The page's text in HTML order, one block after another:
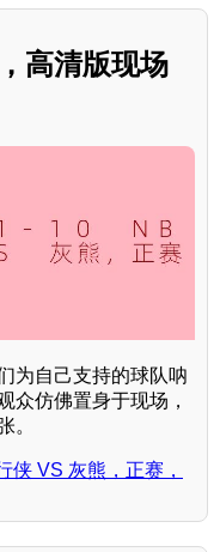
高清版现场
为自己支持的球队呐
众仿佛置身于现场，
。
侠 VS 灰熊，正赛，